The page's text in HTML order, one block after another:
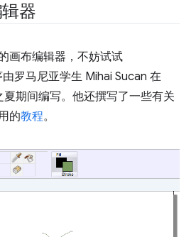
器
画布编辑器，不妨试试
罗马尼亚学生 Mihai Sucan 在
期间编写。他还撰写了一些有关
的教程。